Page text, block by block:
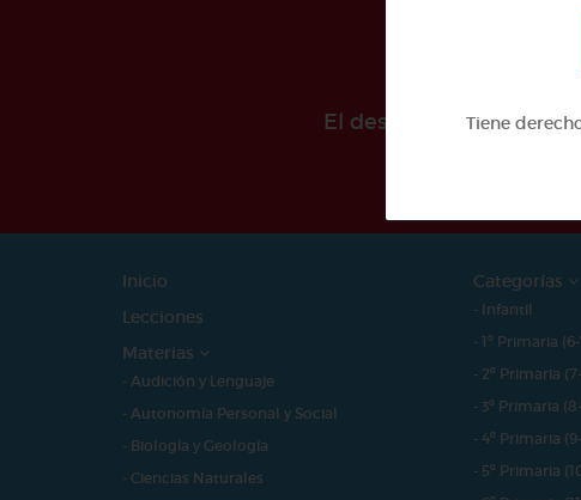
El desarollo de este
Inicio
Lecciones
Materias
- Audición y Lenguaje
- Autonomía Personal y Social
- Biología y Geología
- Ciencias Naturales
Categorías
- Infantil
- 1º Primaria
- 2º Primaria
- 3º Primaria
- 4º Primaria
- 5º Primaria
Tiene